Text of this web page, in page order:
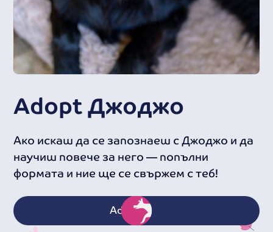
AdoptДжоджо
Ако искаш да се запознаеш с Джоджо и да
научиш повече за него — попълни
формата и ние ще се свържем с теб!
Adopt